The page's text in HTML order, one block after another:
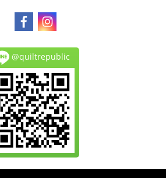
@quiltrepublic